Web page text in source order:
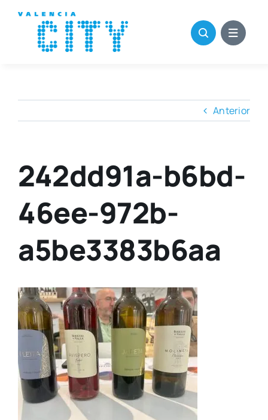
contenido
Anterior
242dd91a-b6bd-
46ee-972b-
a5be3383b6aa